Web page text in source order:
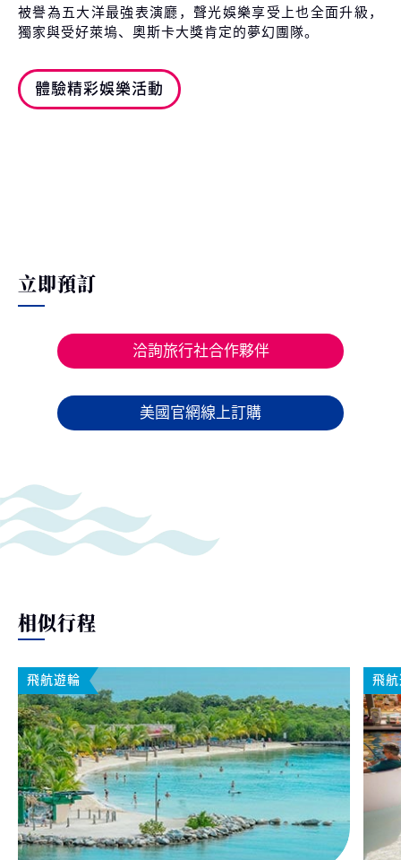
被譽為五大洋最強表演廳，聲光娛樂享受上也全面升級，
獨家與受好萊塢、奧斯卡大獎肯定的夢幻團隊。
體驗精彩娛樂活動
立即預訂
洽詢旅行社合作夥伴
美國官網線上訂購
相似行程
飛航遊輪 飛